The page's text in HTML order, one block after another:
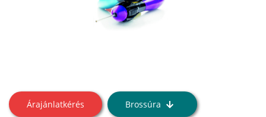
Árajánlatkérés Brossúra